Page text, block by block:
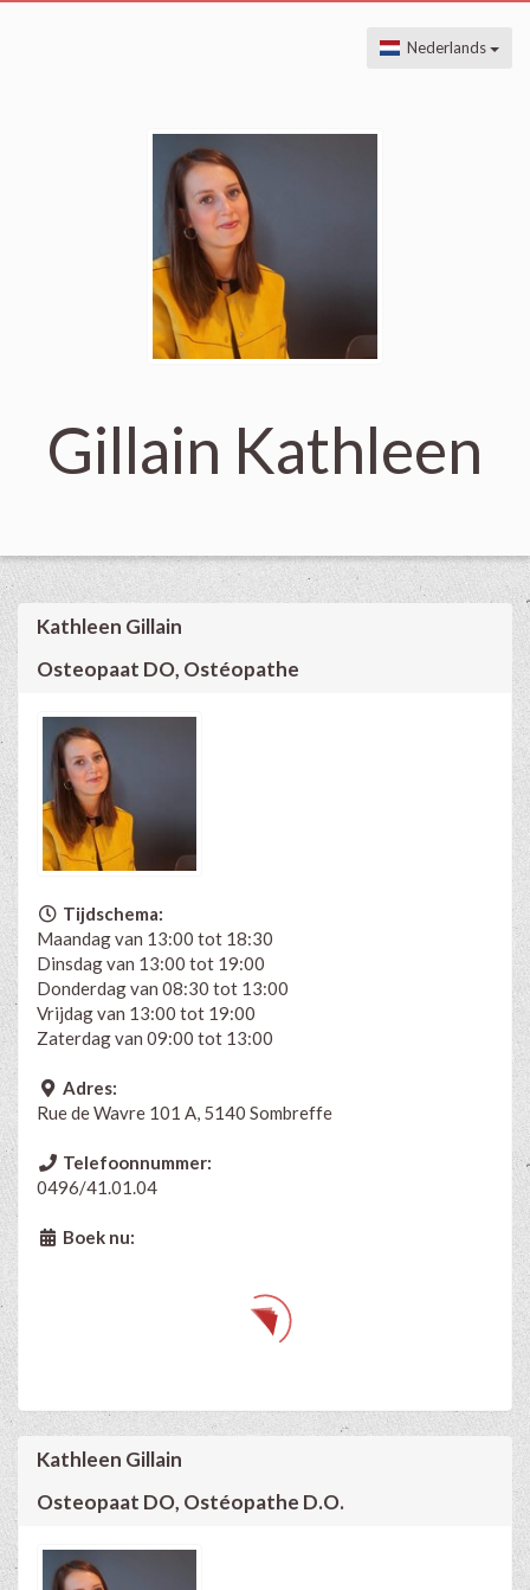
Nederlands
Gillain Kathleen
Kathleen Gillain
Osteopaat DO, Ostéopathe
Tijdschema:
Maandag van 13:00 tot 18:30
Dinsdag van 13:00 tot 19:00
Donderdag van 08:30 tot 13:00
Vrijdag van 13:00 tot 19:00
Zaterdag van 09:00 tot 13:00
Adres:
Rue de Wavre 101 A, 5140 Sombreffe
Telefoonnummer:
0496/41.01.04
Boek nu:
Kathleen Gillain
Osteopaat DO, Ostéopathe D.O.